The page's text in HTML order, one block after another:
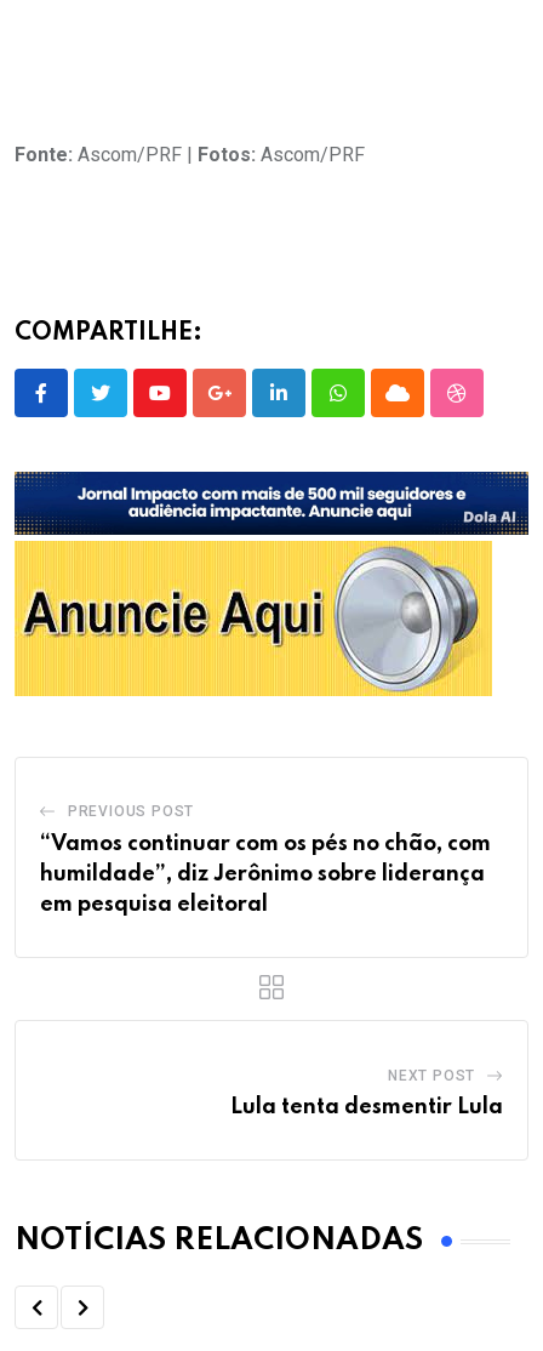
Fonte: Ascom/PRF | Fotos: Ascom/PRF
COMPARTILHE:
YoutubeGoogle+LinkedInWhatsappCloud
PREVIOUS POST
“Vamos continuar com os pés no chão, com
humildade”, diz Jerônimo sobre liderança
em pesquisa eleitoral
NEXT POST
Lula tenta desmentir Lula
NOTÍCIAS RELACIONADAS